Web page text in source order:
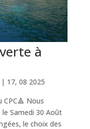
à
| 17, 08 2025
Nous
Samedi 30 Août
le choix des